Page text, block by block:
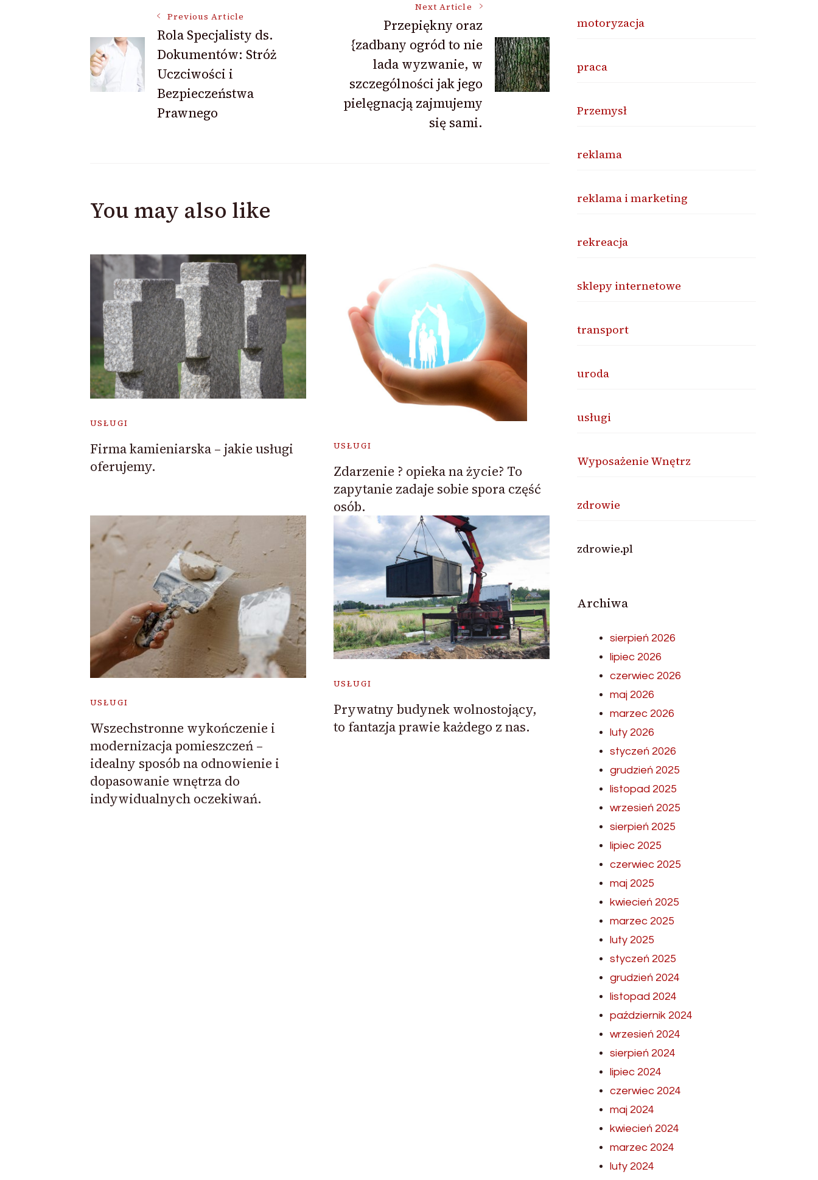
Navigation
Previous Article
Rola Specjalisty ds.
Dokumentów: Stróż
Uczciwości i
Bezpieczeństwa
Prawnego
Next Article
Przepiękny oraz
{zadbany ogród to nie
lada wyzwanie, w
szczególności jak jego
pielęgnacją zajmujemy
się sami.
You may also like
USŁUGI
Firma kamieniarska – jakie usługi
oferujemy.
USŁUGI
Zdarzenie ? opieka na życie? To
zapytanie zadaje sobie spora część
osób.
USŁUGI
Wszechstronne wykończenie i
modernizacja pomieszczeń –
idealny sposób na odnowienie i
dopasowanie wnętrza do
indywidualnych oczekiwań.
USŁUGI
Prywatny budynek wolnostojący,
to fantazja prawie każdego z nas.
motoryzacja
praca
Przemysł
reklama
reklama i marketing
rekreacja
sklepy internetowe
transport
uroda
usługi
Wyposażenie Wnętrz
zdrowie
zdrowie.pl
Archiwa
sierpień 2026
lipiec 2026
czerwiec 2026
maj 2026
marzec 2026
luty 2026
styczeń 2026
grudzień 2025
listopad 2025
wrzesień 2025
sierpień 2025
lipiec 2025
czerwiec 2025
maj 2025
kwiecień 2025
marzec 2025
luty 2025
styczeń 2025
grudzień 2024
listopad 2024
październik 2024
wrzesień 2024
sierpień 2024
lipiec 2024
czerwiec 2024
maj 2024
kwiecień 2024
marzec 2024
luty 2024